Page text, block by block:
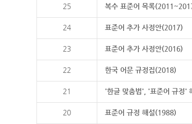
25 복수 표준어 목록
24 표준어 추가 사정안(2017)
23 표준어 추가 사정안(2016)
22 한국 어문 규정집(2018)
21 '한글 맞춤법', '표준어 규정'
20 표준어 규정 해설(1988)